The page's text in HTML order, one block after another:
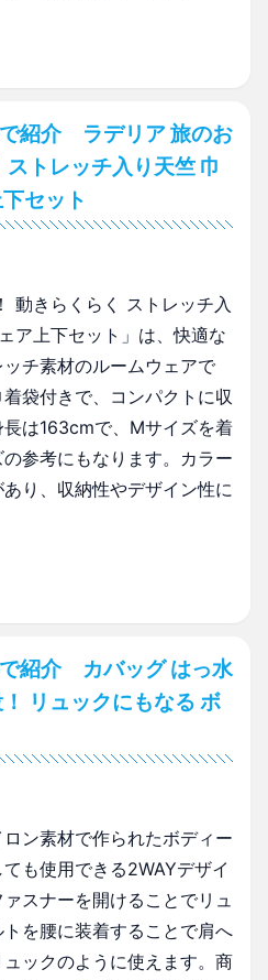
紹介 ラデリア 旅のお
トレッチ入り天竺 巾
セット
動きらくらく ストレッチ入
ア上下セット」は、快適な
チ素材のルームウェアで
袋付きで、コンパクトに収
は163cmで、Mサイズを着
参考にもなります。カラー
り、収納性やデザイン性に
紹介 カバッグ はっ水
リュックにもなる ボ
ン素材で作られたボディー
も使用できる2WAYデザイ
スナーを開けることでリュ
を腰に装着することで肩へ
ックのように使えます。商